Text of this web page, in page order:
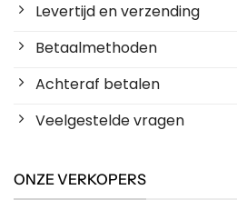
Levertijd en verzending
Betaalmethoden
Achteraf betalen
Veelgestelde vragen
ONZE VERKOPERS